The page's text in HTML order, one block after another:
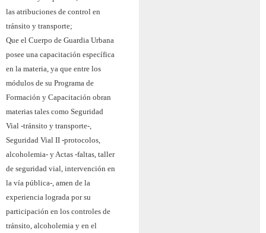
las atribuciones de control en
tránsito y transporte;
Que el Cuerpo de Guardia Urbana
posee una capacitación específica
en la materia, ya que entre los
módulos de su Programa de
Formación y Capacitación obran
materias tales como Seguridad
Vial -tránsito y transporte-,
Seguridad Vial II -protocolos,
alcoholemia- y Actas -faltas, taller
de seguridad vial, intervención en
la vía pública-, amen de la
experiencia lograda por su
participación en los controles de
tránsito, alcoholemia y en el